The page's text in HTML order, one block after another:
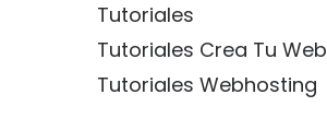
Tutoriales
Tutoriales Crea Tu Web
Tutoriales Webhosting